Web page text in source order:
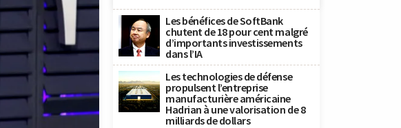
Les bénéfices de SoftBank
chutent de 18 pour cent malgré
d’importants investissements
dans l’IA
Les technologies de défense
propulsent l’entreprise
manufacturière américaine
Hadrian à une valorisation de 8
milliards de dollars